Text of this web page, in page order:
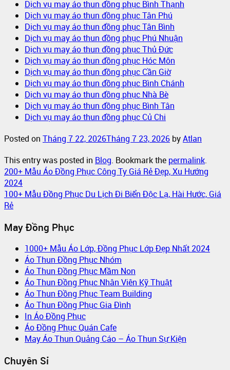
Dịch vụ may áo thun đồng phục Bình Thạnh
Dịch vụ may áo thun đồng phục Tân Phú
Dịch vụ may áo thun đồng phục Tân Bình
Dịch vụ may áo thun đồng phục Phú Nhuận
Dịch vụ may áo thun đồng phục Thủ Đức
Dịch vụ may áo thun đồng phục Hóc Môn
Dịch vụ may áo thun đồng phục Cần Giờ
Dịch vụ may áo thun đồng phục Bình Chánh
Dịch vụ may áo thun đồng phục Nhà Bè
Dịch vụ may áo thun đồng phục Bình Tân
Dịch vụ may áo thun đồng phục Củ Chi
Posted on Tháng 7 22, 2026Tháng 7 23, 2026 byAtlan
This entry was posted in Blog. Bookmark the permalink.
200+ Mẫu Áo Đồng Phục Công Ty Giá Rẻ Đẹp, Xu Hướng
2024
100+ Mẫu Đồng Phục Du Lịch Đi Biển Độc Lạ, Hài Hước, Giá
Rẻ
May Đồng Phục
1000+ Mẫu Áo Lớp, Đồng Phục Lớp Đẹp Nhất 2024
Áo Thun Đồng Phục Nhóm
Áo Thun Đồng Phục Mầm Non
Áo Thun Đồng Phục Nhân Viên Kỹ Thuật
Áo Thun Đồng Phục Team Building
Áo Thun Đồng Phục Gia Đình
In Áo Đồng Phục
Áo Đồng Phục Quán Cafe
May Áo Thun Quảng Cáo – Áo Thun Sự Kiện
Chuyên Sỉ